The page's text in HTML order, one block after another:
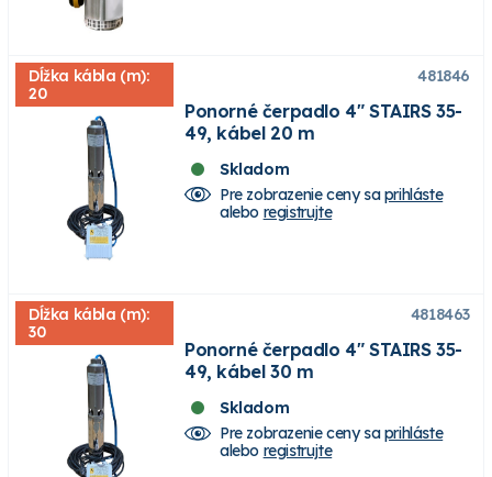
Dĺžka kábla (m):
20
481846
Ponorné čerpadlo 4" STAIRS 35-
49, kábel 20 m
Skladom
Pre zobrazenie ceny saprihláste
alebo registrujte
Dĺžka kábla (m):
30
4818463
Ponorné čerpadlo 4" STAIRS 35-
49, kábel 30 m
Skladom
Pre zobrazenie ceny saprihláste
alebo registrujte